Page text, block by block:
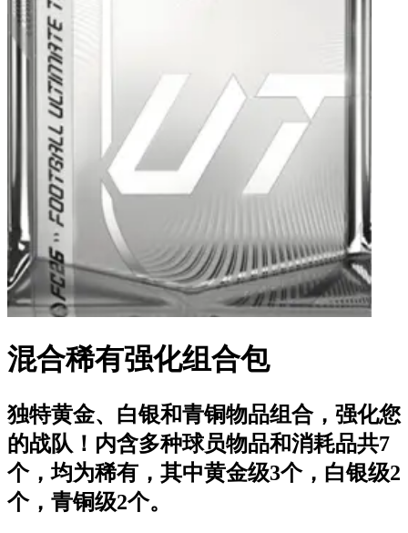
混合稀有强化组合包
独特黄金、白银和青铜物品组合，强化您
的战队！内含多种球员物品和消耗品共7
个，均为稀有，其中黄金级3个，白银级2
个，青铜级2个。